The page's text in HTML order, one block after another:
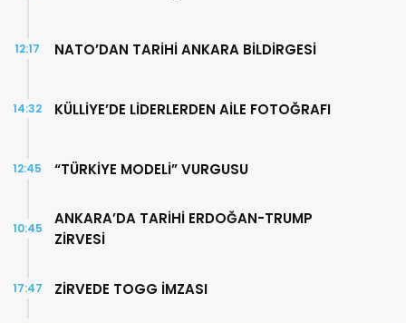
NATO’DAN TARİHİ ANKARA BİLDİRGESİ
12:17
KÜLLİYE’DE LİDERLERDEN AİLE FOTOĞRAFI
14:32
“TÜRKİYE MODELİ” VURGUSU
12:45
ANKARA’DA TARİHİ ERDOĞAN-TRUMP
ZİRVESİ
10:45
ZİRVEDE TOGG İMZASI
17:47